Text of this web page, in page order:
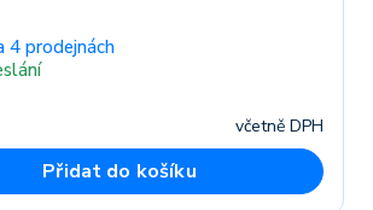
4 prodejnách
včetně DPH
Přidat do košíku